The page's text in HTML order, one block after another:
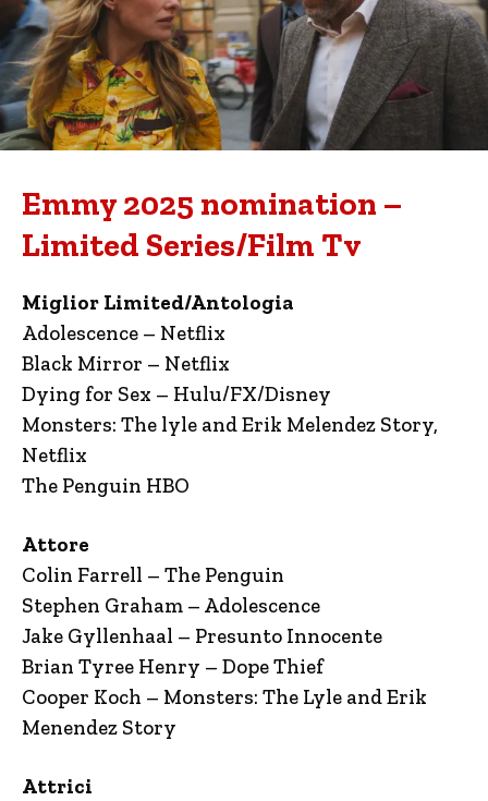
Emmy 2025 nomination –
Limited Series/Film Tv
Miglior Limited/Antologia
Adolescence – Netflix
Black Mirror – Netflix
Dying for Sex – Hulu/FX/Disney
Monsters: The lyle and Erik Melendez Story,
Netflix
The Penguin HBO
Attore
Colin Farrell – The Penguin
Stephen Graham – Adolescence
Jake Gyllenhaal – Presunto Innocente
Brian Tyree Henry – Dope Thief
Cooper Koch – Monsters: The Lyle and Erik
Menendez Story
Attrici